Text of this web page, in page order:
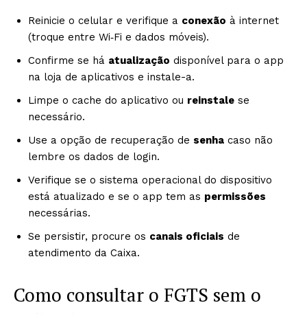
Reinicie o celular e verifique a conexão à internet
(troque entre Wi‑Fi e dados móveis).
Confirme se há atualização disponível para o app
na loja de aplicativos e instale-a.
Limpe o cache do aplicativo ou reinstale se
necessário.
Use a opção de recuperação de senha caso não
lembre os dados de login.
Verifique se o sistema operacional do dispositivo
está atualizado e se o app tem as permissões
necessárias.
Se persistir, procure os canais oficiais de
atendimento da Caixa.
Como consultar o FGTS sem o